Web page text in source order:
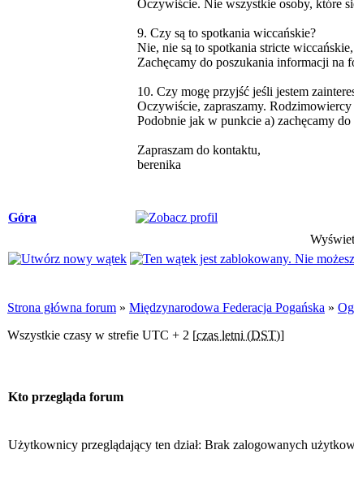
Oczywiście. Nie wszystkie osoby, które
9. Czy są to spotkania wiccańskie?
Nie, nie są to spotkania stricte
Zachęcamy do poszukania informacji na
10. Czy mogę przyjść jeśli jestem
Oczywiście, zapraszamy.
Podobnie jak w punkcie a) zachęcamy
Zapraszam do kontaktu,
berenika
Góra
Strona główna forum » Międzynarodowa Federacja Pogańska »
Wszystkie czasy w strefie UTC + 2 [czas letni (DST)]
Kto przegląda forum
Użytkownicy przeglądający ten dział: Brak zalogowanych